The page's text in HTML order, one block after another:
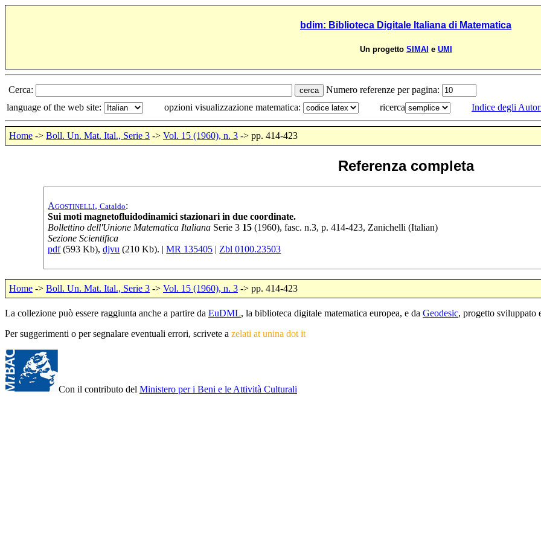
bdim: Biblioteca Digitale Italiana di Matematica
Un progetto SIMAI e UMI
Cerca:
Numero referenze per pagina:
language of the web site:
opzioni visualizzazione matematica: ricerca Indice degli
Home -> Boll. Un. Mat. Ital., Serie 3 -> Vol. 15 (1960), n. 3 -> pp. 414-423
Referenza completa
Agostinelli,Cataldo:
Sui moti magnetofluidodinamici stazionari in due coordinate.
Bollettino dell'Unione Matematica Italiana Serie3 15 (1960), fasc. n.3, p.414-423, Zanichelli (Italian)
Sezione Scientifica
pdf(593 Kb),djvu (210 Kb). |MR 135405 | Zbl 0100.23503
Home -> Boll. Un. Mat. Ital., Serie 3 -> Vol. 15 (1960), n. 3 -> pp. 414-423
La collezione può essere raggiunta anche a partire da EuDML, la biblioteca digitale matematica europea, e da Geodesic, progetto sviluppato
Per suggerimenti o per segnalare eventuali errori, scrivete a zelati at unina dot it
Con il contributo del Ministero per i Beni e le Attività Culturali